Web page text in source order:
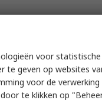
Female SATA to
SATA Cable,
2826
voor statistische
te geven op websites
voor de verwerking
te klikken op